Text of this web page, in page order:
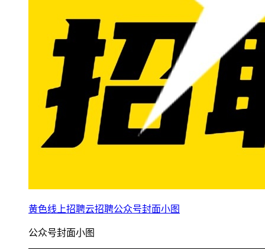
黄色线上招聘云招聘公众号封面小图
公众号封面小图